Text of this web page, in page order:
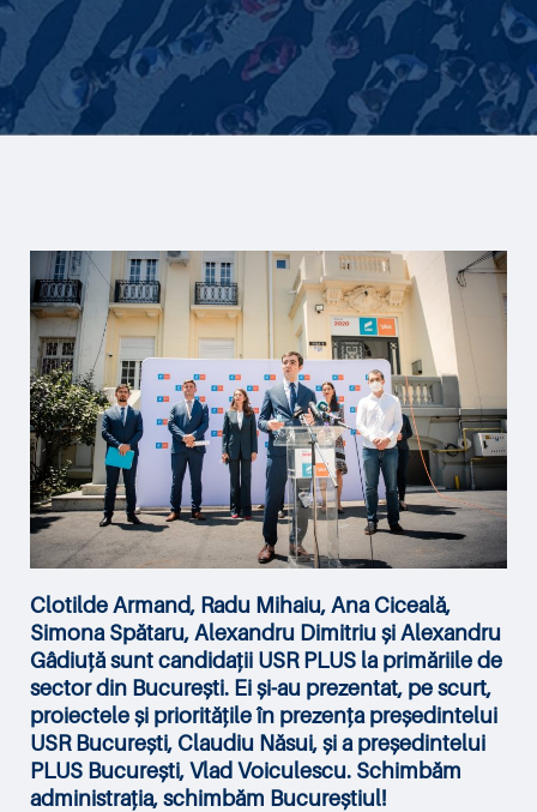
Clotilde Armand, Radu Mihaiu, Ana Ciceală,
Simona Spătaru, Alexandru Dimitriu și Alexandru
Gâdiuță sunt candidații USR PLUS la primăriile de
sector din București. Ei și-au prezentat, pe scurt,
proiectele și prioritățile în prezența președintelui
USR București, Claudiu Năsui, și a președintelui
PLUS București, Vlad Voiculescu. Schimbăm
administrația, schimbăm Bucureștiul!